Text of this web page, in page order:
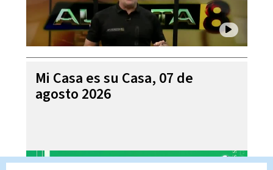
Mi Casa es su Casa, 07 de
agosto 2026